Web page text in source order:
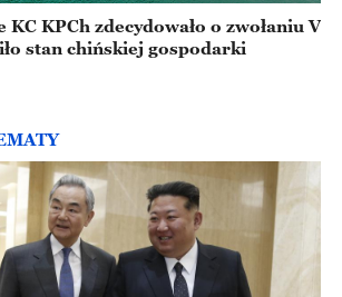
KPCh zdecydowało o zwołaniu V
stan chińskiej gospodarki